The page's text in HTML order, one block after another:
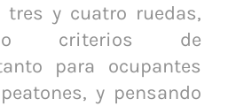
tres y cuatro ruedas,
criterios de
para ocupantes
y pensando